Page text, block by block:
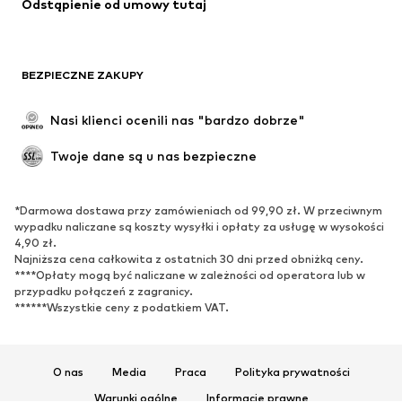
Odstąpienie od umowy tutaj
BEZPIECZNE ZAKUPY
Nasi klienci ocenili nas "bardzo dobrze"
Twoje dane są u nas bezpieczne
*Darmowa dostawa przy zamówieniach od 99,90 zł. W przeciwnym
wypadku naliczane są koszty wysyłki i opłaty za usługę w wysokości
4,90 zł.
Najniższa cena całkowita z ostatnich 30 dni przed obniżką ceny.
****Opłaty mogą być naliczane w zależności od operatora lub w
przypadku połączeń z zagranicy.
******Wszystkie ceny z podatkiem VAT.
O nas Media Praca
Polityka prywatności
Warunki ogólne
Informacje prawne